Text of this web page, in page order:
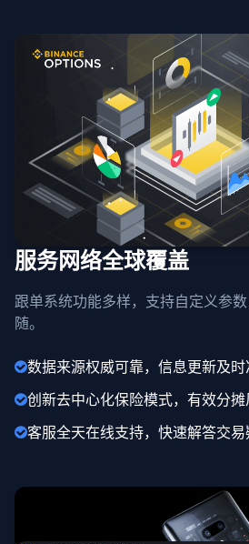
服务网络全球覆盖
跟单系统功能多样，支持自定义参
随。
数据来源权威可靠，信息更新及时
创新去中心化保险模式，有效分
客服全天在线支持，快速解答交易